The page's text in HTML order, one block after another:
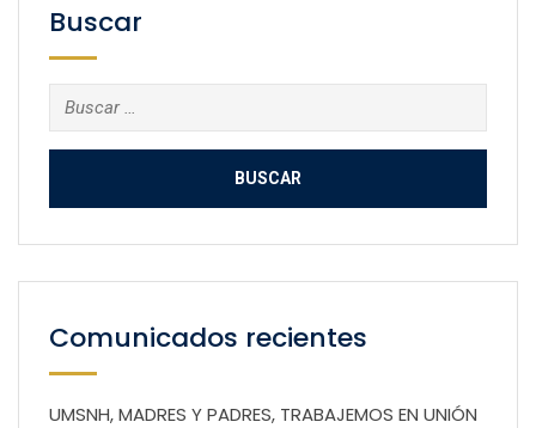
Buscar
Buscar:
Comunicados recientes
UMSNH, MADRES Y PADRES, TRABAJEMOS EN UNIÓN